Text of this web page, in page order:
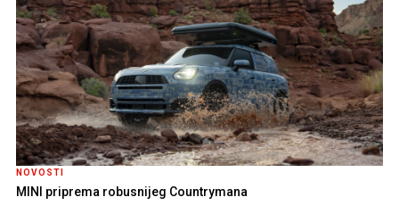
NOVOSTI
MINI priprema robusnijeg Countrymana